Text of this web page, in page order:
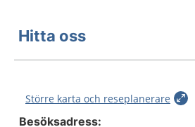
Hitta oss
Större karta och reseplanerare
Besöksadress: